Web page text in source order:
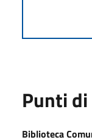
Punti
Biblioteca